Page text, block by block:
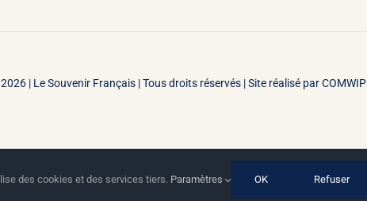
| Le Souvenir Français | Tous droits réservés | Site réalisé parCOMWIP
des cookies et des services tiers. Paramètres OK Refuser